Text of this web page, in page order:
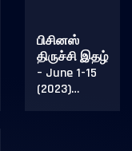
பிசினஸ்
திருச்சி இதழ்
– June 1-15
(2023)…